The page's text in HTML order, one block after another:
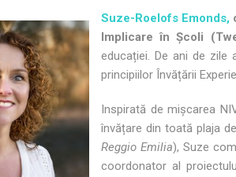
Suze-Roelofs Emonds,
Implicare în Școli
educației. De ani de zile
principiilor Învățării
Inspirată de mișcarea
învățare din toată plaja
Reggio Emilia), Suze
coordonator al